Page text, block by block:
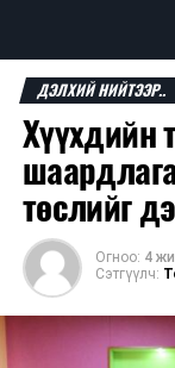
ДЭЛХИЙ НИЙТЭЭР..
Хүүхдийн
төслийг
Огноо: 4
Сэтгүүлч: